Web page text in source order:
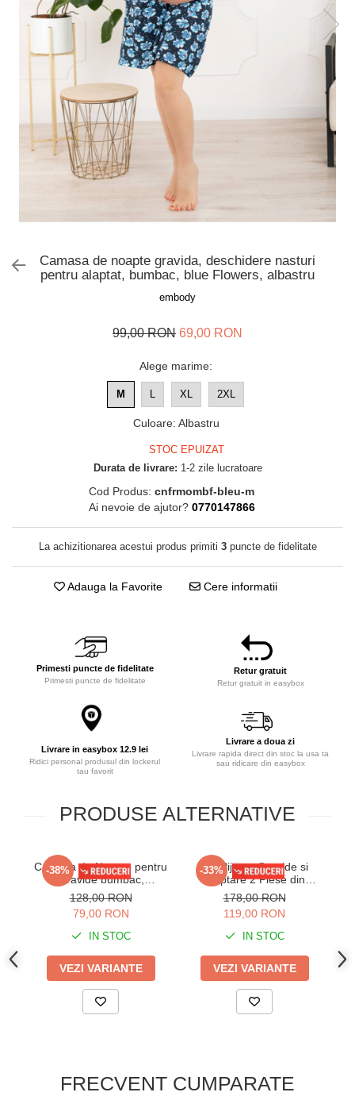
Rochii de plaja
Sort baie barbati
Pijamale copii
Pijamale bebelusi
Pijamale salopeta copii
Pijamale bumbac copii
Pijamale cuplu
Pijamale Craciun
Pijamale cocolino cuplu
Pijamale familie
Camasa de noapte gravida, deschidere nasturi
pentru alaptat, bumbac, blue Flowers, albastru
embody
99,00 RON 69,00 RON
Alege marime:
M L XL 2XL
Culoare: Albastru
STOC EPUIZAT
Durata de livrare: 1-2 zile lucratoare
Cod Produs: cnfrmombf-bleu-m
Ai nevoie de ajutor? 0770147866
La achizitionarea acestui produs primiti 3puncte de fidelitate
Adauga la Favorite Cere informatii
Primesti puncte de fidelitate
Primesti puncte de fidelitate
Retur gratuit
Retur gratuit in easybox
Livrare in easybox 12.9 lei
Ridici personal produsul din lockerul
tau favorit
Livrare a doua zi
Livrare rapida direct din stoc la usa ta
sau ridicare din easybox
PRODUSE ALTERNATIVE
-38%
Camasa de Noapte pentru
Gravide bumbac,
deschidere pentru
Alaptare, 1138 alb
128,00 RON
79,00 RON
IN STOC
VEZI VARIANTE
-33%
Set Pijama Gravide si
Alaptare 2 Piese din
Bumbac - Camasa de
Noapte cu Buline si Halat in
Dungi 606
178,00 RON
119,00 RON
IN STOC
VEZI VARIANTE
FRECVENT CUMPARATE